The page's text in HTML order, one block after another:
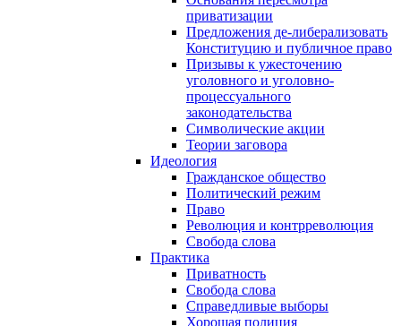
приватизации
Предложения де-либерализовать
Конституцию и публичное право
Призывы к ужесточению
уголовного и уголовно-
процессуального
законодательства
Символические акции
Теории заговора
Идеология
Гражданское общество
Политический режим
Право
Революция и контрреволюция
Свобода слова
Практика
Приватность
Свобода слова
Справедливые выборы
Хорошая полиция